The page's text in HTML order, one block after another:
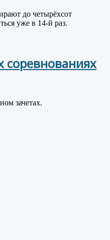
до четырёхсот
уже в 14-й раз.
соревнованиях
зачетах.